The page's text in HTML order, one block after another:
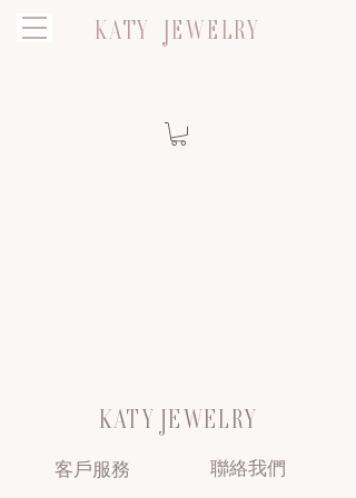
KATY JEWELRY
KATY JEWELRY
客戶服務 聯絡我們